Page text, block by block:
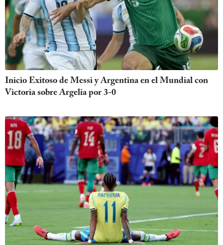
Inicio Exitoso de Messi y Argentina en el Mundial con
Victoria sobre Argelia por 3-0